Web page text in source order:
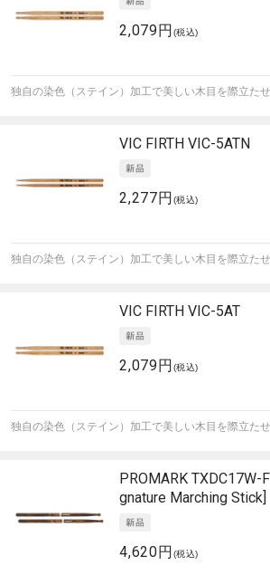
2,079円 (税込)
独自の染色（ステイン）加工で美しい木目を際立た
VIC FIRTH VIC-5ATN
2,277円 (税込)
独自の染色（ステイン）加工で美しい木目を際立た
VIC FIRTH VIC-5AT
2,079円 (税込)
独自の染色（ステイン）加工で美しい木目を際立た
PROMARK TXDC17W-
gnature Marching Stick]
4,620円 (税込)